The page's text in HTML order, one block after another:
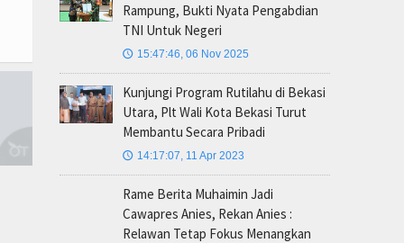
Rampung, Bukti Nyata Pengabdian
TNI Untuk Negeri
🕔 15:47:46, 06 Nov 2025
Kunjungi Program Rutilahu di Bekasi
Utara, Plt Wali Kota Bekasi Turut
Membantu Secara Pribadi
🕔 14:17:07, 11 Apr 2023
Rame Berita Muhaimin Jadi
Cawapres Anies, Rekan Anies :
Relawan Tetap Fokus Menangkan